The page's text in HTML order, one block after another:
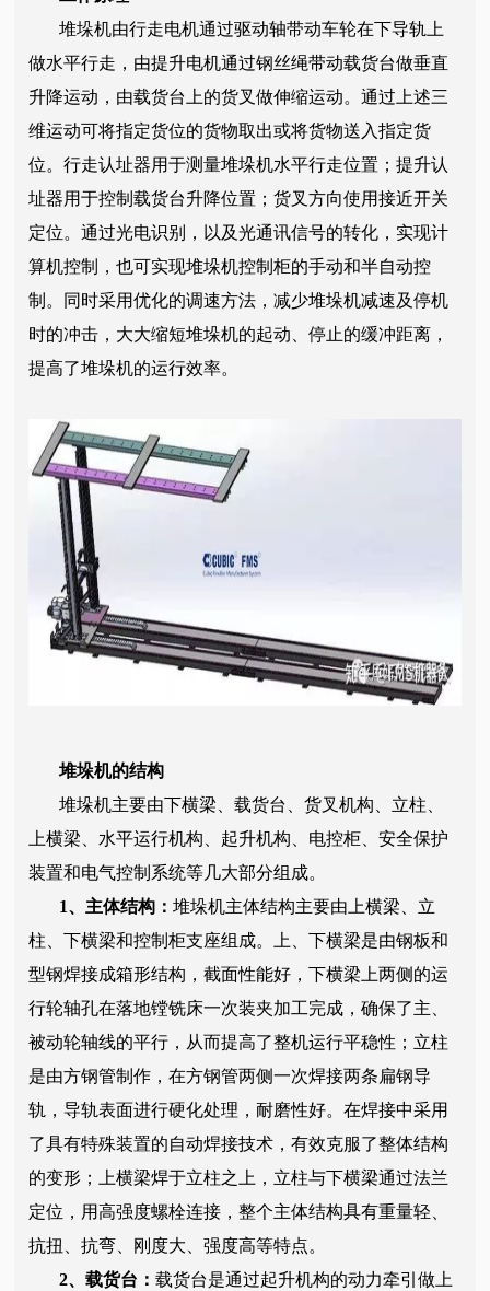
堆垛机由行走电机通过驱动轴带动车轮在下导轨上
做水平行走，由提升电机通过钢丝绳带动载货台做垂直
升降运动，由载货台上的货叉做伸缩运动。通过上述三
维运动可将指定货位的货物取出或将货物送入指定货
位。行走认址器用于测量堆垛机水平行走位置；提升认
址器用于控制载货台升降位置；货叉方向使用接近开关
定位。通过光电识别，以及光通讯信号的转化，实现计
算机控制，也可实现堆垛机控制柜的手动和半自动控
制。同时采用优化的调速方法，减少堆垛机减速及停机
时的冲击，大大缩短堆垛机的起动、停止的缓冲距离，
提高了堆垛机的运行效率。
堆垛机的结构
堆垛机主要由下横梁、载货台、货叉机构、立柱、
上横梁、水平运行机构、起升机构、电控柜、安全保护
装置和电气控制系统等几大部分组成。
1、主体结构：堆垛机主体结构主要由上横梁、立
柱、下横梁和控制柜支座组成。上、下横梁是由钢板和
型钢焊接成箱形结构，截面性能好，下横梁上两侧的运
行轮轴孔在落地镗铣床一次装夹加工完成，确保了主、
被动轮轴线的平行，从而提高了整机运行平稳性；立柱
是由方钢管制作，在方钢管两侧一次焊接两条扁钢导
轨，导轨表面进行硬化处理，耐磨性好。在焊接中采用
了具有特殊装置的自动焊接技术，有效克服了整体结构
的变形；上横梁焊于立柱之上，立柱与下横梁通过法兰
定位，用高强度螺栓连接，整个主体结构具有重量轻、
抗扭、抗弯、刚度大、强度高等特点。
2、载货台：载货台是通过起升机构的动力牵引做上